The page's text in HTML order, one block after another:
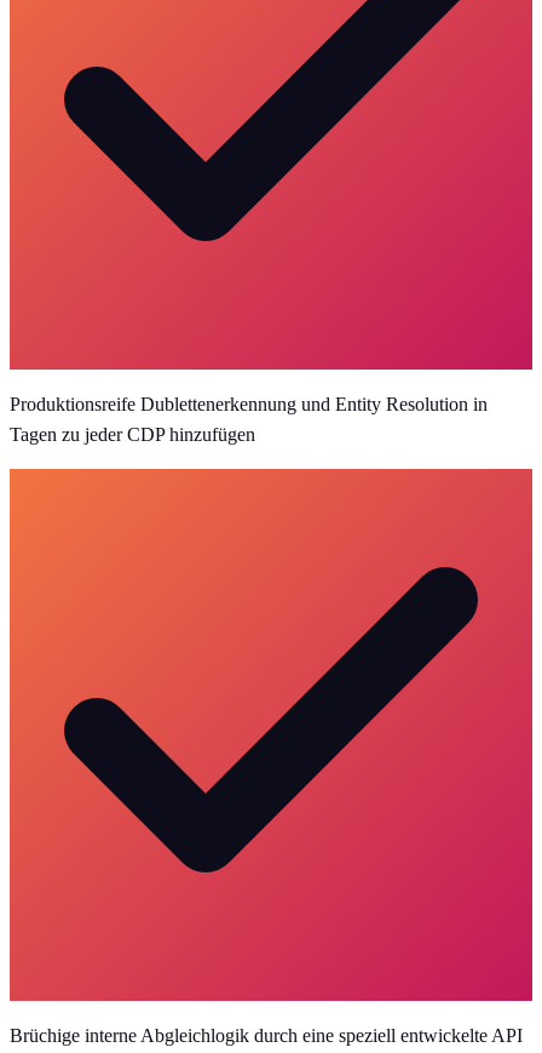
Produktionsreife Dublettenerkennung und Entity Resolution in
Tagen zu jeder CDP hinzufügen
Brüchige interne Abgleichlogik durch eine speziell entwickelte API